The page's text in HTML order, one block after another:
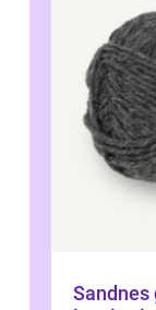
Sandnes garn kvalitet,